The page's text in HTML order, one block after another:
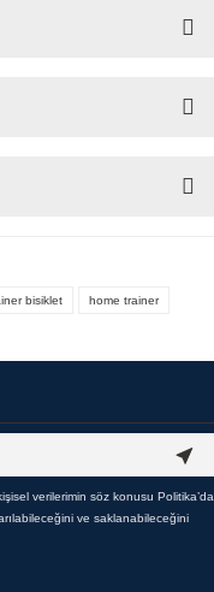
bisiklet home trainer
verilerimin söz konusu Politika’da
ve saklanabileceğini